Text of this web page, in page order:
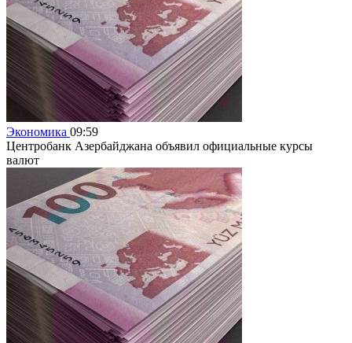
Экономика 09:59
Центробанк Азербайджана объявил официальные курсы
валют